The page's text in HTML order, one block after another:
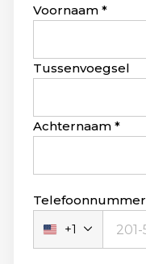
Leave
blank
Voornaam
Tussenvoegsel
Achternaam
Telefoonnummer
Verenigde
Staten
+1